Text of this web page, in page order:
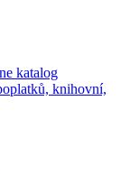
katalog
knihovní,